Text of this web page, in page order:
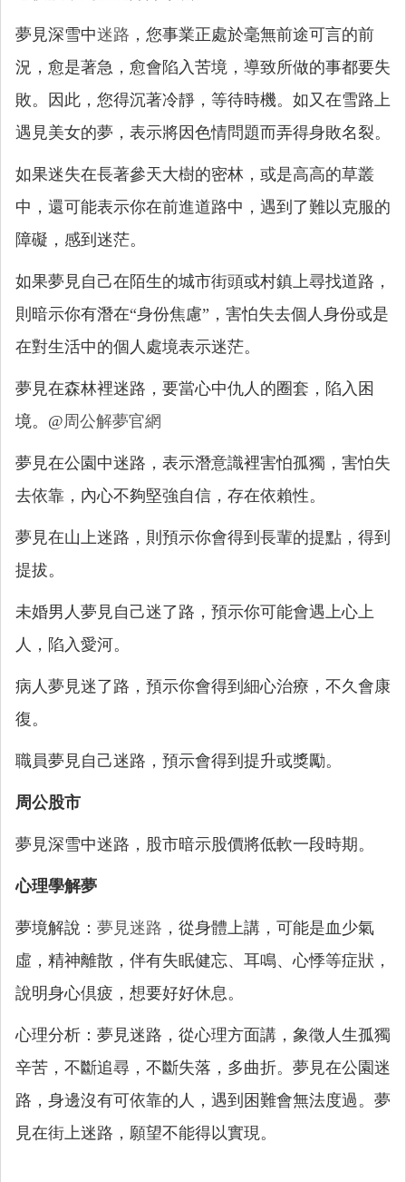
夢見深雪中迷路 ，您事業正處於毫無前途可言的前
況，愈是著急，愈會陷入苦境，導致所做的事都要失
敗。因此，您得沉著冷靜，等待時機。如又在雪路上
遇見美女的夢，表示將因色情問題而弄得身敗名裂。
如果迷失在長著參天大樹的密林，或是高高的草叢
中，還可能表示你在前進道路中，遇到了難以克服的
障礙，感到迷茫。
如果夢見自己在陌生的城市街頭或村鎮上尋找道路，
則暗示你有潛在“身份焦慮”，害怕失去個人身份或是
在對生活中的個人處境表示迷茫。
夢見在森林裡迷路，要當心中仇人的圈套，陷入困
境。@周公解夢官網
夢見在公園中迷路，表示潛意識裡害怕孤獨，害怕失
去依靠，內心不夠堅強自信，存在依賴性。
夢見在山上迷路，則預示你會得到長輩的提點，得到
提拔。
未婚男人夢見自己迷了路，預示你可能會遇上心上
人，陷入愛河。
病人夢見迷了路，預示你會得到細心治療，不久會康
復。
職員夢見自己迷路，預示會得到提升或獎勵。
周公股市
夢見深雪中迷路，股市暗示股價將低軟一段時期。
心理學解夢
夢境解說： 夢見迷路 ，從身體上講，可能是血少氣
虛，精神離散，伴有失眠健忘、耳鳴、心悸等症狀，
說明身心倶疲，想要好好休息。
心理分析：夢見迷路，從心理方面講，象徵人生孤獨
辛苦，不斷追尋，不斷失落，多曲折。夢見在公園迷
路，身邊沒有可依靠的人，遇到困難會無法度過。夢
見在街上迷路，願望不能得以實現。